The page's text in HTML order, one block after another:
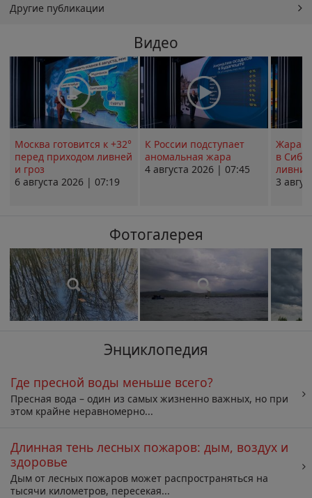
Другие публикации
Видео
Москва готовится к +32°
перед приходом ливней
и гроз
6 августа 2026 | 07:19
К России подступает
аномальная жара
4 августа 2026 | 07:45
Жара в
в
ливни
3
Фотогалерея
Энциклопедия
Где пресной воды меньше всего?
Пресная вода – один из самых жизненно важных, но при
этом крайне неравномерно...
Длинная тень лесных пожаров: дым, воздух и
здоровье
Дым от лесных пожаров может распространяться на
тысячи километров, пересекая...